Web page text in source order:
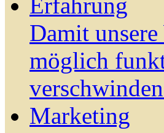
Erfahrung
Damit
möglich
Marketing